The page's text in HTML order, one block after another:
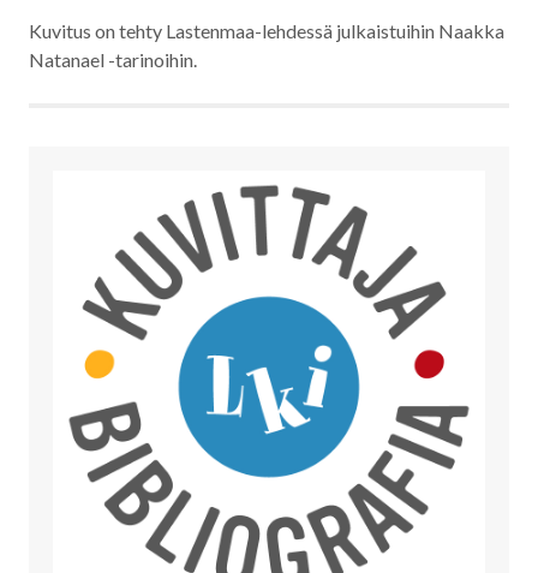
Kuvitus on tehty Lastenmaa-lehdessä julkaistuihin Naakka
Natanael -tarinoihin.